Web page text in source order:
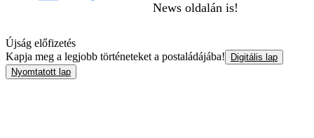
News oldalán is!
Újság előfizetés
Kapja meg a legjobb történeteket a postaládájába!
Digitális lap
Nyomtatott lap